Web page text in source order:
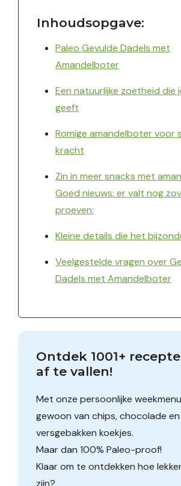
Inhoudsopgave:
Paleo Gevulde Dadels met
Amandelboter
Een natuurlijke zoetheid die
geeft
Romige amandelboter voor
kracht
Zin in meer snacks met
Goed nieuws: er valt nog
proeven:
Kleine details die het
Veelgestelde vragen over
Dadels met Amandelboter
Ontdek 1001+
af te vallen!
Met onze persoonlijke
gewoon van chips, chocolade en
versgebakken koekjes.
Maar dan 100% Paleo-proof!
Klaar om te ontdekken hoe
zijn?